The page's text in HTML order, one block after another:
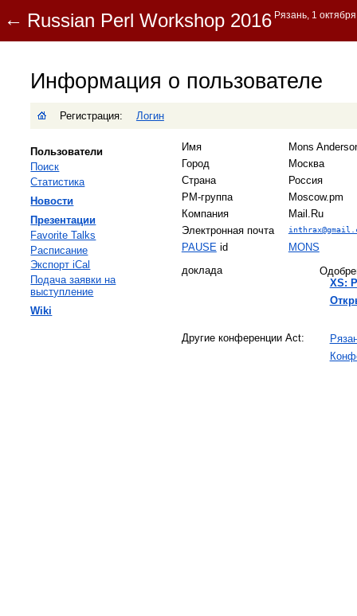
Информация о пользователе
Регистрация: Логин
Пользователи
Поиск
Статистика
Новости
Презентации
Favorite Talks
Расписание
Экспорт iCal
Подача заявки на
выступление
Wiki
Имя
Mons
Город
Москва
Страна
Россия
PM-группа
Moscow.pm
Компания
Mail.Ru
Электронная почта
PAUSEid
MONS
доклада
‎XS:
Другие конференции Act: